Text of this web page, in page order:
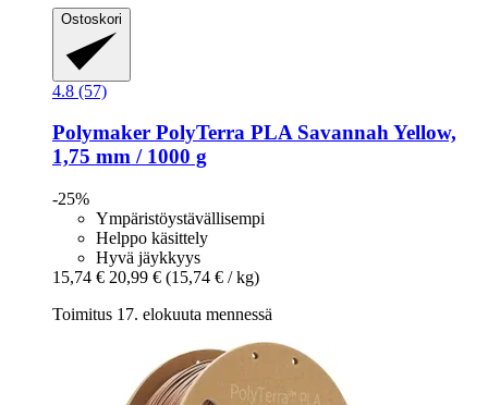
Ostoskori
4.8 (57)
Polymaker PolyTerra PLA Savannah Yellow,
1,75 mm / 1000 g
-25%
Ympäristöystävällisempi
Helppo käsittely
Hyvä jäykkyys
15,74 € 20,99 € (15,74 € / kg)
Toimitus 17. elokuuta mennessä